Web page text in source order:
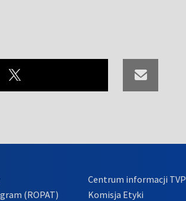
(ROPAT)
Centrum informacji TVP
Komisja Etyki